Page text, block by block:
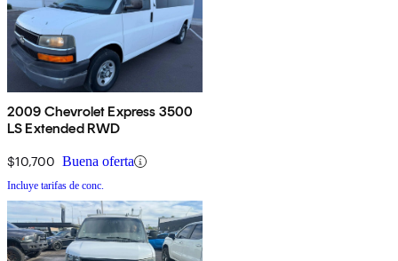
2009 Chevrolet Express 3500
LS Extended RWD
$10,700 Buena oferta
Incluye tarifas de conc.